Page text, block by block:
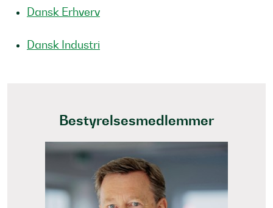
Dansk Erhverv
Dansk Industri
Bestyrelsesmedlemmer